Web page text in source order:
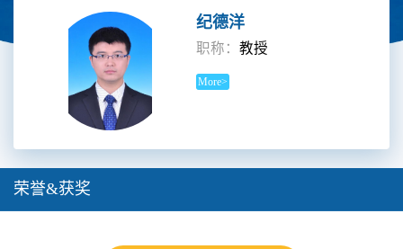
纪德洋
职称：教授
More>
荣誉&获奖